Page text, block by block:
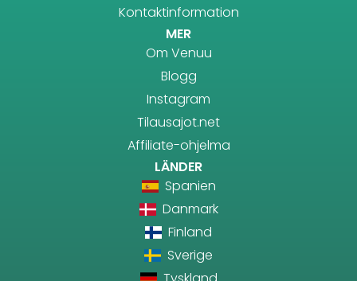
Kontaktinformation
MER
Om Venuu
Blogg
Instagram
Tilausajot.net
Affiliate-ohjelma
LÄNDER
Spanien
Danmark
Finland
Sverige